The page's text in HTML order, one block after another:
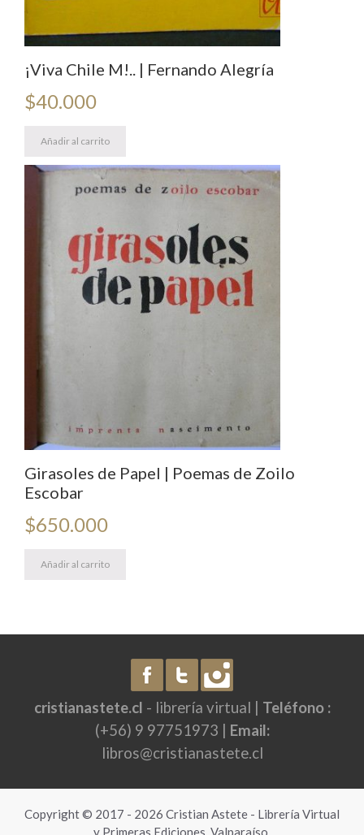
¡Viva Chile M!.. | Fernando Alegría
$40.000
Añadir al carrito
Girasoles de Papel | Poemas de Zoilo
Escobar
$650.000
Añadir al carrito
cristianastete.cl - librería virtual | Teléfono :
(+56) 9 97751973 | Email:
libros@cristianastete.cl
Copyright © 2017 - 2026 Cristian Astete - Librería Virtual
y Primeras Ediciones, Valparaíso.